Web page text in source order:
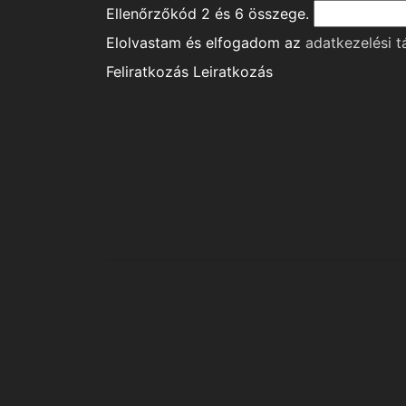
Ellenőrzőkód 2 és 6 összege.
Elolvastam és elfogadom az adatkezelési
Feliratkozás Leiratkozás